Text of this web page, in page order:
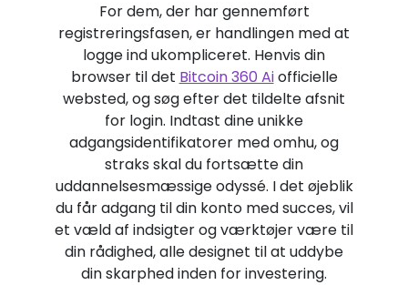
For dem, der har gennemført
registreringsfasen, er handlingen med at
logge ind ukompliceret. Henvis din
browser til det Bitcoin 360 Aiofficielle
websted, og søg efter det tildelte afsnit
for login. Indtast dine unikke
adgangsidentifikatorer med omhu, og
straks skal du fortsætte din
uddannelsesmæssige odyssé. I det øjeblik
du får adgang til din konto med succes, vil
et væld af indsigter og værktøjer være til
din rådighed, alle designet til at uddybe
din skarphed inden for investering.